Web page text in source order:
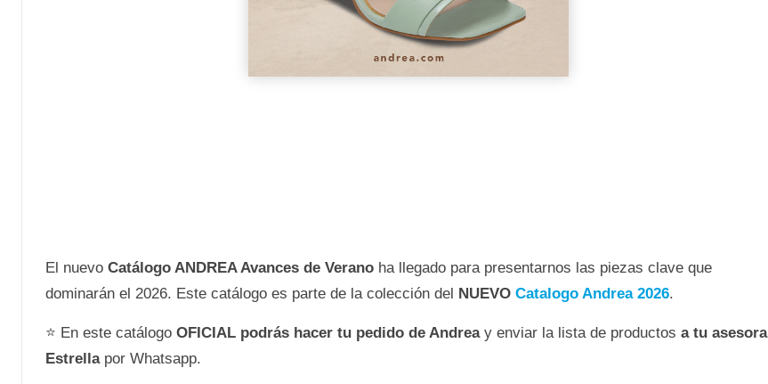
El nuevo Catálogo ANDREA Avances de Veranoha llegado para presentarnos las piezas clave que
dominarán el 2026. Este catálogo es parte de la colección del NUEVO Catalogo Andrea 2026.
⭐ En este catálogo OFICIAL podrás hacer tu pedido de Andrea y enviar la lista de productos a tu asesora
Estrella por Whatsapp.